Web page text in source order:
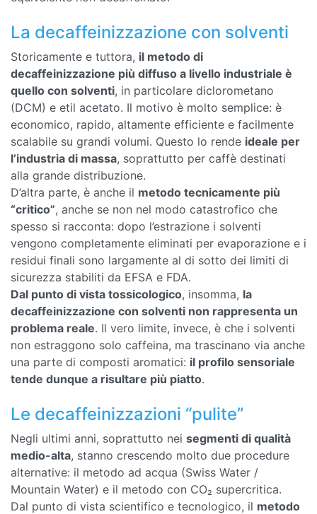
La decaffeinizzazione con solventi
Storicamente e tuttora, il metodo di
decaffeinizzazione più diffuso a livello industriale è
quello con solventi, in particolare diclorometano
(DCM) e etil acetato. Il motivo è molto semplice: è
economico, rapido, altamente efficiente e facilmente
scalabile su grandi volumi. Questo lo rende ideale per
l’industria di massa, soprattutto per caffè destinati
alla grande distribuzione.
D’altra parte, è anche il metodo tecnicamente più
“critico”, anche se non nel modo catastrofico che
spesso si racconta: dopo l’estrazione i solventi
vengono completamente eliminati per evaporazione e i
residui finali sono largamente al di sotto dei limiti di
sicurezza stabiliti da EFSA e FDA.
Dal punto di vista tossicologico, insomma, la
decaffeinizzazione con solventi non rappresenta un
problema reale. Il vero limite, invece, è che i solventi
non estraggono solo caffeina, ma trascinano via anche
una parte di composti aromatici: il profilo sensoriale
tende dunque a risultare più piatto.
Le decaffeinizzazioni “pulite”
Negli ultimi anni, soprattutto nei segmenti di qualità
medio-alta, stanno crescendo molto due procedure
alternative: il metodo ad acqua (Swiss Water /
Mountain Water) e il metodo con CO₂ supercritica.
Dal punto di vista scientifico e tecnologico, il metodo